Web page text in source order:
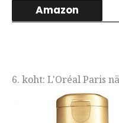
Amazon
6. koht: L'Oréal Paris